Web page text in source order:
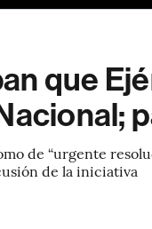
que
de “urgente
de la iniciativa